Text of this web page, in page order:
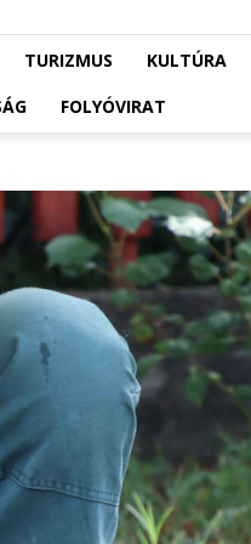
TURIZMUS KULTÚRA
FOLYÓVIRAT